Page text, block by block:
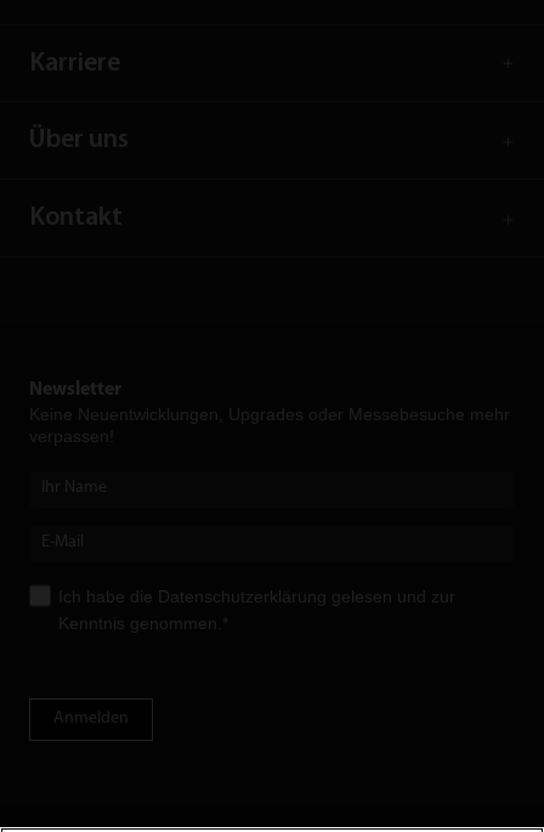
Karriere
Über uns
Kontakt
Newsletter
Keine Neuent­wicklungen, Upgrades oder Messebesuche mehr
verpassen!
Ich habe die Datenschutzerklärung gelesen und zur
Kenntnis genommen.*
Anmelden